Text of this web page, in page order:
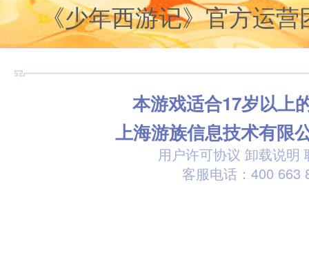
《少年西游记》官方运营
本游戏适合17岁以上
上海游族信息技术有限
用户许可协议 卸载说明
客服电话：400 663